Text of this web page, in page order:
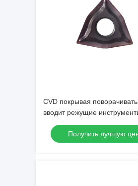
CVD покрывая
вводит режущие
карбида вольфрама
Получить лучшую